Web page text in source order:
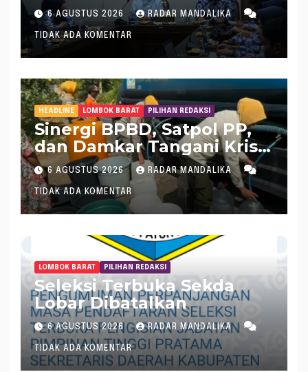
Tangani Inflasi
6 AGUSTUS 2026 RADAR MANDALIKA
TIDAK ADA KOMENTAR
HEADLINE LOMBOK BARAT PILIHAN REDAKSI
Sinergi BPBD, Satpol PP,
dan Damkar Tangani Krisis
Air Bersih di Lobar
6 AGUSTUS 2026 RADAR MANDALIKA
TIDAK ADA KOMENTAR
LOMBOK BARAT PILIHAN REDAKSI
Seleksi Terbuka Sekda
Lobar Dibatalkan
6 AGUSTUS 2026 RADAR MANDALIKA
TIDAK ADA KOMENTAR